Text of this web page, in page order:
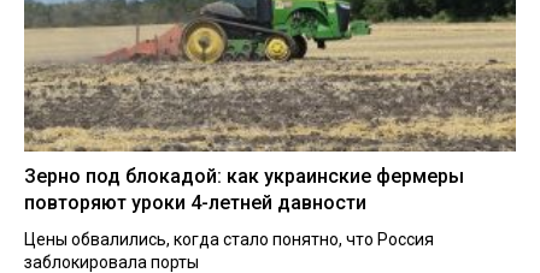
Зерно под блокадой: как украинские фермеры
повторяют уроки 4-летней давности
Цены обвалились, когда стало понятно, что Россия
заблокировала порты